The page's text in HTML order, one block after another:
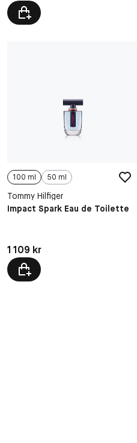
100 ml 50 ml
Tommy Hilfiger
Impact Spark Eau de Toilette
Pris: 1 109 kr
1 109 kr